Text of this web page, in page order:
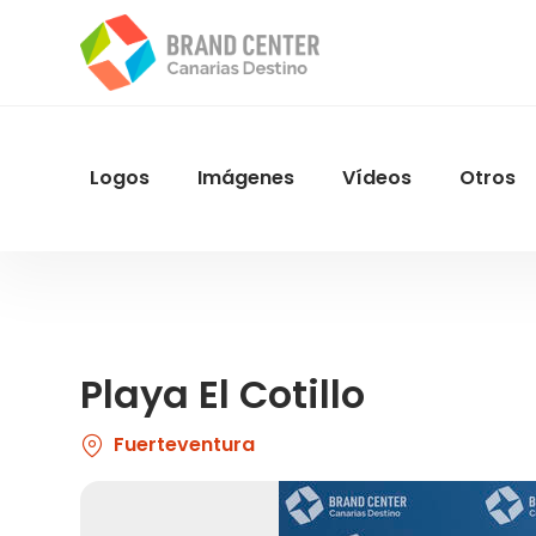
contenido
Menu
Logos Imágenes Vídeos Otros
Playa El Cotillo
Fuerteventura